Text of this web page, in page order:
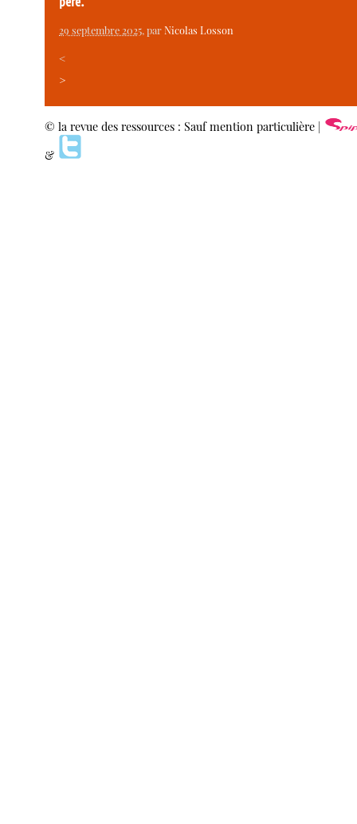
29 septembre 2025, parNicolas Losson
<
>
© la revue des ressources : Sauf mention particulière |
&